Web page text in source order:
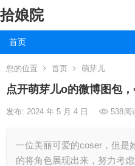
拾娘院
首页
您的位置 首页 萌芽儿
点开萌芽儿o的微博图包
发布: 2024 年 5 月 4 日 538阅
一位美丽可爱的coser，但是
的将角色展现出来，努力考